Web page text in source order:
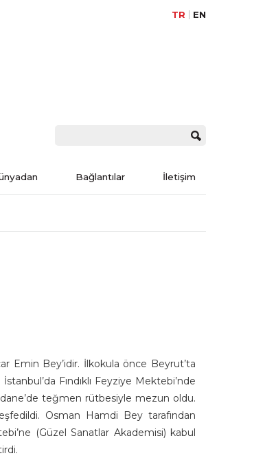
TR EN
Bağlantılar İletişim
Emin Bey’idir. İlkokula önce Beyrut’ta
Fındıklı Feyziye Mektebi’nde
teğmen rütbesiyle mezun oldu.
Osman Hamdi Bey tarafından
(Güzel Sanatlar Akademisi) kabul